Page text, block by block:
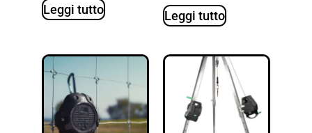
Leggi tutto Leggi tutto